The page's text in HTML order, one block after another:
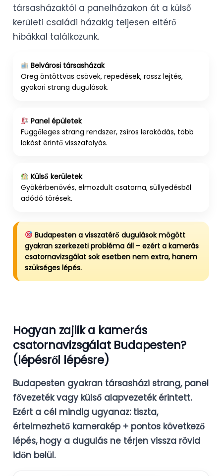
társasházaktól a panelházakon át a külső
kerületi családi házakig teljesen eltérő
hibákkal találkozunk.
Belvárosi társasházak
Öreg öntöttvas csövek, repedések, rossz lejtés,
gyakori strang dugulások.
Panel épületek
Függőleges strang rendszer, zsíros lerakódás, több
lakást érintő visszafolyás.
Külső kerületek
Gyökérbenövés, elmozdult csatorna, süllyedésből
adódó törések.
Budapesten a visszatérő dugulások mögött
gyakran szerkezeti probléma áll – ezért a kamerás
csatornavizsgálat sok esetben nem extra, hanem
szükséges lépés.
Hogyan zajlik a kamerás
csatornavizsgálat Budapesten?
(lépésről lépésre)
Budapesten gyakran társasházi strang, panel
fővezeték vagy külső alapvezeték érintett.
Ezért a cél mindig ugyanaz: tiszta,
értelmezhető kamerakép+ pontos következő
lépés, hogy a dugulás ne térjen vissza rövid
időn belül.